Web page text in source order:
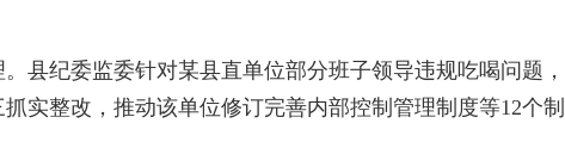
县纪委监委针对某县直单位部分班子领导违规吃喝问题
实整改，推动该单位修订完善内部控制管理制度等12个制